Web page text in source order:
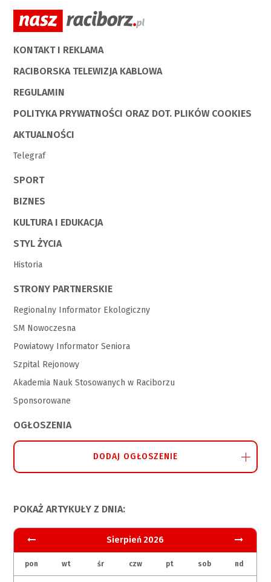
KONTAKT I REKLAMA
RACIBORSKA TELEWIZJA KABLOWA
REGULAMIN
POLITYKA PRYWATNOŚCI ORAZ DOT. PLIKÓW COOKIES
AKTUALNOŚCI
Telegraf
SPORT
BIZNES
KULTURA I EDUKACJA
STYL ŻYCIA
Historia
STRONY PARTNERSKIE
Regionalny Informator Ekologiczny
SM Nowoczesna
Powiatowy Informator Seniora
Szpital Rejonowy
Akademia Nauk Stosowanych w Raciborzu
Sponsorowane
OGŁOSZENIA
DODAJ OGŁOSZENIE
POKAŻ ARTYKUŁY Z DNIA:
Sierpień 2026
pon wt śr czw pt sob nd